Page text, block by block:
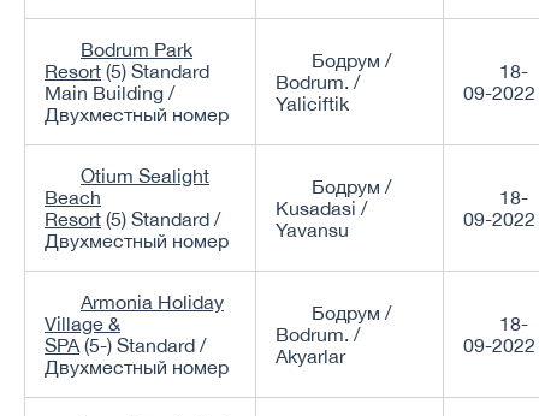
Bodrum Park
Resort (5) Standard
Main Building /
Двухместный номер
Бодрум /
Bodrum. /
Yaliciftik
18-
09-2022
Otium Sealight
Beach
Resort (5) Standard /
Двухместный номер
Бодрум /
Kusadasi /
Yavansu
18-
09-2022
Armonia Holiday
Village &
SPA (5-) Standard /
Двухместный номер
Бодрум /
Bodrum. /
Akyarlar
18-
09-2022